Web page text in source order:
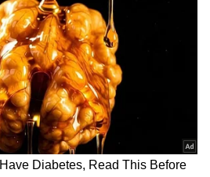
யார் பாத்த